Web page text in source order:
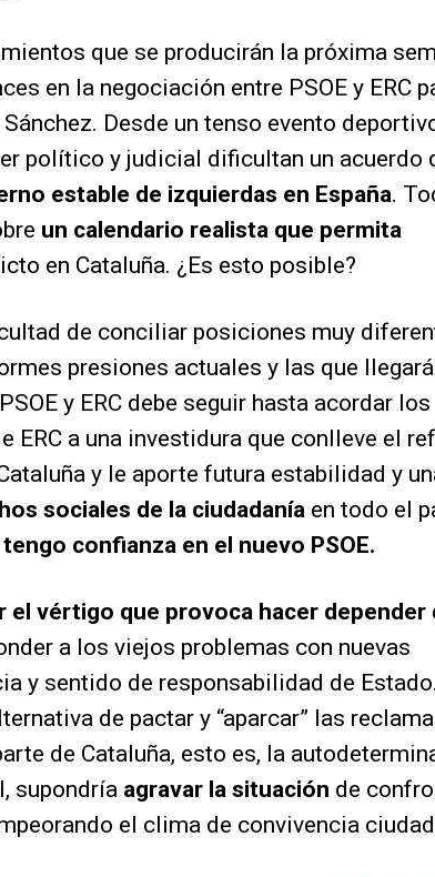
que se producirán la próxima
en la negociación entre PSOE y ERC
Desde un tenso evento
político y judicial dificultan un acuerdo
estable de izquierdas en España.
un calendario realista que permita
en Cataluña. ¿Es esto posible?
de conciliar posiciones muy
presiones actuales y las que
y ERC debe seguir hasta acordar los
ERC a una investidura que conlleve el
y le aporte futura estabilidad y
sociales de la ciudadanía en todo el
tengo confianza en el nuevo PSOE.
el vértigo que provoca hacer depender
a los viejos problemas con nuevas
y sentido de responsabilidad de Estado.
de pactar y “aparcar” las
de Cataluña, esto es, la
supondría agravar la situación de
el clima de convivencia